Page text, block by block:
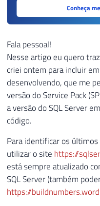
Conheça
Fala pessoal!
Nesse artigo eu quero
criei ontem para incluir
desenvolvendo, que me
versão do Service Pack
a versão do SQL Server
código.
Para identificar os
utilizar o site https://
está sempre atualizado
SQL Server (também
https://